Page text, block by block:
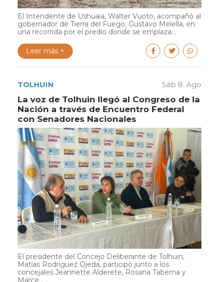
El Intendente de Ushuaia, Walter Vuoto, acompañó al
gobernador de Tierra del Fuego, Gustavo Melella, en
una recorrida por el predio donde se emplaza...
Leer más +
TOLHUIN Sáb 8. Ago
La voz de Tolhuin llegó al Congreso de la
Nación a través de Encuentro Federal
con Senadores Nacionales
El presidente del Concejo Deliberante de Tolhuin,
Matias Rodriguez Ojeda, participó junto a los
concejales Jeannette Alderete, Rosana Taberna y
Marce...